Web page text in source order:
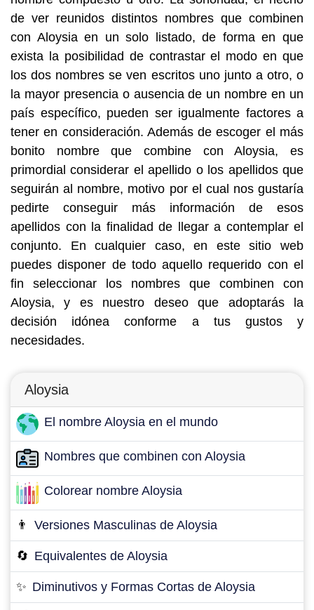
de ver reunidos distintos nombres que combinen
con Aloysia en un solo listado, de forma en que
exista la posibilidad de contrastar el modo en que
los dos nombres se ven escritos uno junto a otro, o
la mayor presencia o ausencia de un nombre en un
país específico, pueden ser igualmente factores a
tener en consideración. Además de escoger el más
bonito nombre que combine con Aloysia, es
primordial considerar el apellido o los apellidos que
seguirán al nombre, motivo por el cual nos gustaría
pedirte conseguir más información de esos
apellidos con la finalidad de llegar a contemplar el
conjunto. En cualquier caso, en este sitio web
puedes disponer de todo aquello requerido con el
fin seleccionar los nombres que combinen con
Aloysia, y es nuestro deseo que adoptarás la
decisión idónea conforme a tus gustos y
necesidades.
Aloysia
El nombre Aloysia en el mundo
Nombres que combinen con Aloysia
Colorear nombre Aloysia
👨 Versiones Masculinas de Aloysia
🔄 Equivalentes de Aloysia
✨ Diminutivos y Formas Cortas de Aloysia